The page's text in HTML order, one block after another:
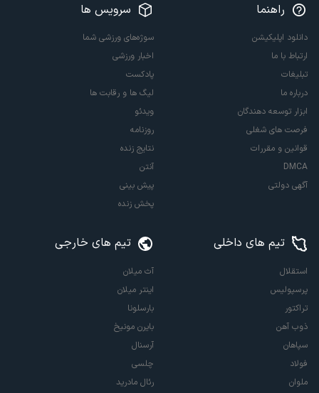
راهنما
دانلود اپلیکیشن
ارتباط با ما
تبلیغات
درباره ما
ابزار توسعه دهندگان
فرصت های شغلی
قوانین و مقررات
DMCA
آگهی دولتی
سرویس ها
سوژه‌های ورزشی شما
اخبار ورزشی
پادکست
لیگ ها و رقابت ها
ویدئو
روزنامه
نتایج زنده
آنتن
پیش بینی
پخش زنده
تیم های داخلی
استقلال
پرسپولیس
تراکتور
ذوب آهن
سپاهان
فولاد
ملوان
تیم های خارجی
آث میلان
اینتر میلان
بارسلونا
بایرن مونیخ
آرسنال
چلسی
رئال مادرید